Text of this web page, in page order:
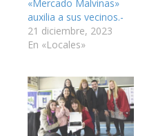
«Mercado Malvinas»
auxilia a sus vecinos.-
21 diciembre, 2023
En «Locales»